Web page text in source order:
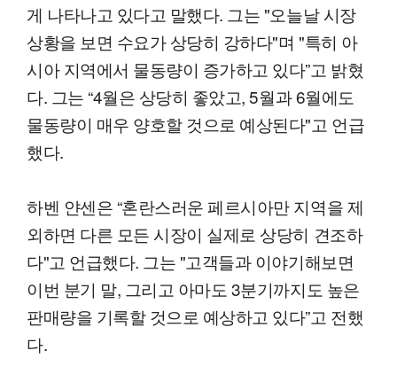
게 나타나고 있다고 말했다. 그는 "오늘날 시장
상황을 보면 수요가 상당히 강하다"며 "특히 아
시아 지역에서 물동량이 증가하고 있다”고 밝혔
다. 그는 “4월은 상당히 좋았고, 5월과 6월에도
물동량이 매우 양호할 것으로 예상된다"고 언급
했다.
하벤 얀센은 “혼란스러운 페르시아만 지역을 제
외하면 다른 모든 시장이 실제로 상당히 견조하
다"고 언급했다. 그는 "고객들과 이야기해보면
이번 분기 말, 그리고 아마도 3분기까지도 높은
판매량을 기록할 것으로 예상하고 있다”고 전했
다.